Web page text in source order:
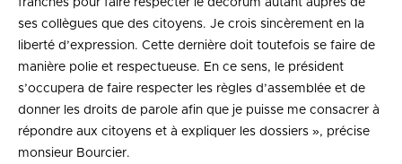
franches pour faire respecter le décorum autant auprès de
ses collègues que des citoyens. Je crois sincèrement en la
liberté d’expression. Cette dernière doit toutefois se faire de
manière polie et respectueuse. En ce sens, le président
s’occupera de faire respecter les règles d’assemblée et de
donner les droits de parole afin que je puisse me consacrer à
répondre aux citoyens et à expliquer les dossiers », précise
monsieur Bourcier.